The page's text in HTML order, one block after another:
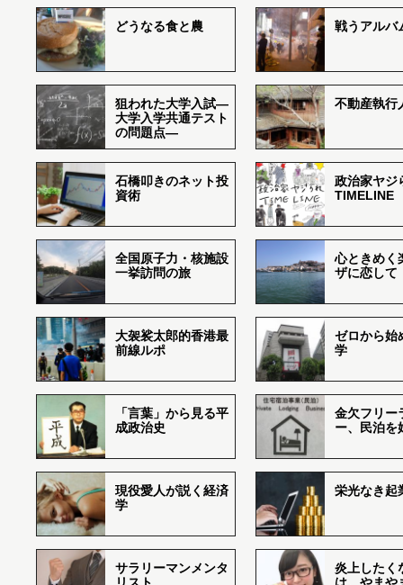
どうなる食と農 戦うアルバ
狙われた大学入試―
大学入学共通テスト
の問題点―
不動産執行
石橋叩きのネット投
資術
政治家ヤジ
TIMELINE
全国原子力・核施設
一挙訪問の旅
心ときめく
ザに恋して
大袈裟太郎的香港最
前線ルポ
ゼロから始
学
「言葉」から見る平
成政治史
金欠フリー
ー、民泊を
現役愛人が説く経済
学
栄光なき起
サラリーマンメンタ
炎上したく